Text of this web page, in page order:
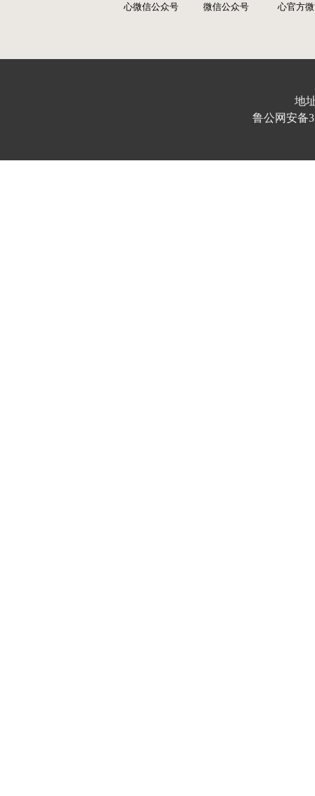
心微信公众号
微信公众号
心官方
地
鲁公网安备